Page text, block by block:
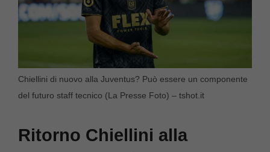
Chiellini di nuovo alla Juventus? Può essere un componente
del futuro staff tecnico (La Presse Foto) – tshot.it
Ritorno Chiellini alla